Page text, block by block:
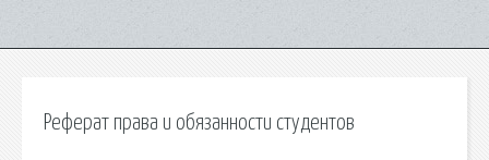
Реферат права и обязанности студентов